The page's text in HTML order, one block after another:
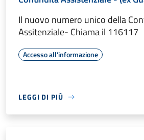
Il nuovo numero unico della
Assitenziale- Chiama il 116117
Accesso all'informazione
LEGGI DI PIÙ